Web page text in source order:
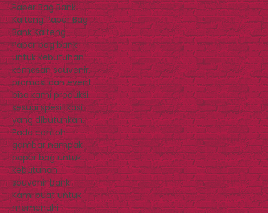
Paper Bag Bank
Kalteng Paper Bag
Bank Kalteng –
Paper bag bank
untuk kebutuhan
kemasan souvenir,
promosi dan event
bisa kami produksi
sesuai spesifikasi
yang dibutuhkan.
Pada contoh
gambar nampak
paper bag untuk
kebutuhan
souvenir bank.
Kami buat untuk
memenuhi